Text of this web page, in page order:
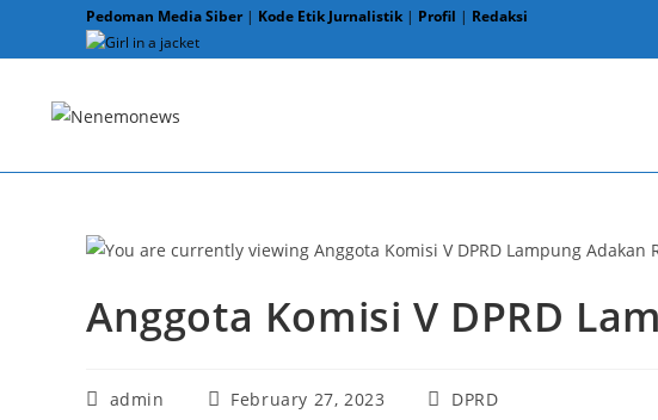
Pedoman Media Siber| Kode Etik Jurnalistik | Profil | Redaksi
Anggota Komisi V DPRD
Postadmin
PostFebruary 27, 2023
PostDPRD